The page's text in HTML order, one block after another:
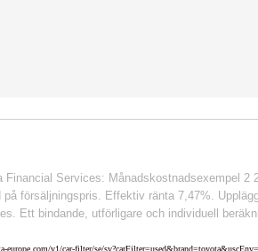
Financial Services: Månadskostnadsexempel
på försäljningspris. Effektiv ränta 7,47%.
Ett bindande, utförligare och individuell
europe.com/v1/car-filter/se/